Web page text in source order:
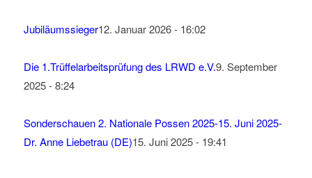
Jubiläumssieger12. Januar 2026 - 16:02
Die 1.Trüffelarbeitsprüfung des LRWD e.V.9. September
2025 - 8:24
Sonderschauen 2. Nationale Possen 2025-15. Juni 2025-
Dr. Anne Liebetrau (DE)15. Juni 2025 - 19:41